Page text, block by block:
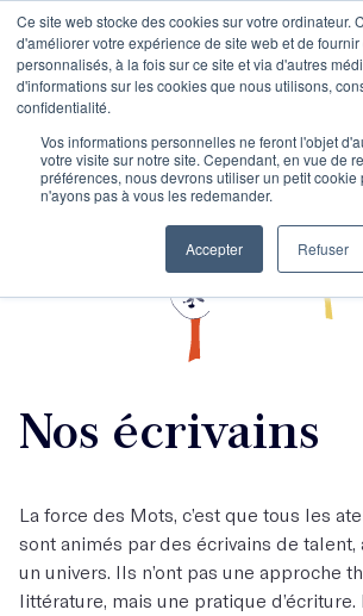
Ce site web stocke des cookies sur votre ordinateur.
d'améliorer votre expérience de site web et de
personnalisés, à la fois sur ce site et via d'autres
d'informations sur les cookies que nous utilisons,
confidentialité.
Vos informations personnelles ne feront l'objet
votre visite sur notre site. Cependant, en vue de
préférences, nous devrons utiliser un petit cookie
n'ayons pas à vous les redemander.
Accepter Refuser
Nos écrivains
La force des Mots, c’est que tous les
sont animés par des écrivains de
un univers. Ils n’ont pas une approche
littérature, mais une pratique